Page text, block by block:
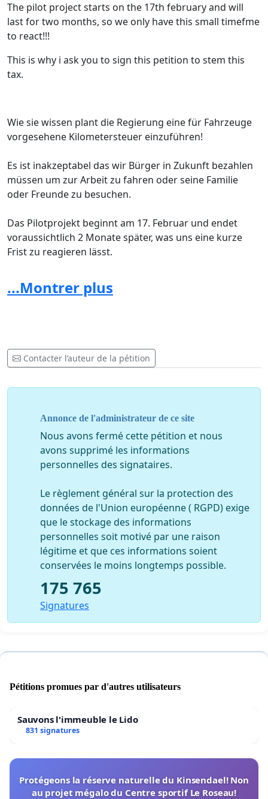
The pilot project starts on the 17th february and will
last for two months, so we only have this small timefme
to react!!!
This is why i ask you to sign this petition to stem this
tax.
Wie sie wissen plant die Regierung eine für Fahrzeuge
vorgesehene Kilometersteuer einzuführen!
Es ist inakzeptabel das wir Bürger in Zukunft bezahlen
müssen um zur Arbeit zu fahren oder seine Familie
oder Freunde zu besuchen.
Das Pilotprojekt beginnt am 17. Februar und endet
voraussichtlich 2 Monate später, was uns eine kurze
Frist zu reagieren lässt.
unterschreiben um hoffentlich diese Steuer zu
untersagen.
...Montrer plus
Contacter l’auteur de la pétition
Annonce de l'administrateur de ce site
Nous avons fermé cette pétition et nous
avons supprimé les informations
personnelles des signataires.
Le règlement général sur la protection des
données de l'Union européenne ( RGPD) exige
que le stockage des informations
personnelles soit motivé par une raison
légitime et que ces informations soient
conservées le moins longtemps possible.
175 765
Signatures
Pétitions promues par d'autres utilisateurs
Sauvons l'immeuble le Lido
831 signatures
Protégeons la réserve naturelle du Kinsendael! Non
au projet mégalo du Centre sportif Le Roseau!